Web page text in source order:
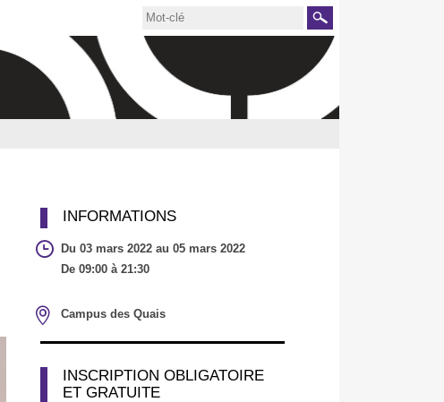
Rechercher
INFORMATIONS
Du 03 mars 2022 au 05 mars 2022
De 09:00 à 21:30
Campus des Quais
INSCRIPTION OBLIGATOIRE
ET GRATUITE